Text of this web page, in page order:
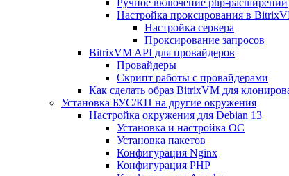
Ручное включение php-расширений
Настройка проксирования в
Настройка сервера
Проксирование запросов
BitrixVM API для провайдеров
Провайдеры
Скрипт работы с провайдерами
Как сделать образ BitrixVM для
Установка БУС/КП на другие окружения
Настройка окружения для Debian 13
Установка и настройка ОС
Установка пакетов
Конфигурация Nginx
Конфигурация PHP